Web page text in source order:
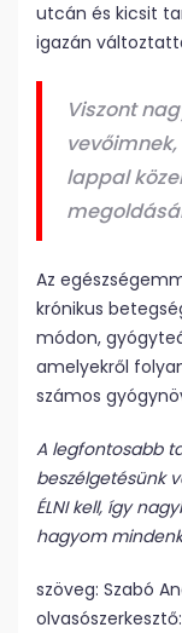
utcán és kicsit
igazán
Viszont
lappal
Az
krónikus
módon,
amelyekről
számos
A legfontosabb
beszélgetésünk
ÉLNI kell, így
hagyom
szöveg: Szabó